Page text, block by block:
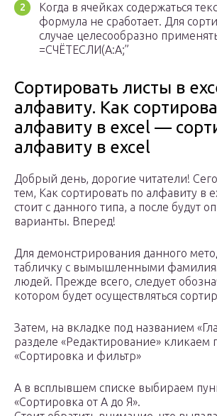
Когда в ячейках содержаться
формула не сработает. Для
случае целесообразно
=СЧЁТЕСЛИ(A:A;”
Сортировать листы в
алфавиту. Как
алфавиту в excel —
алфавиту в excel
Добрый день, дорогие читатели!
тем, Как сортировать по алфавиту в
стоит с данного типа, а после будут
варианты. Вперед!
Для демонстрирования данного
табличку с вымышленными
людей. Прежде всего, следует
котором будет осуществляться
Затем, на вкладке под названием
разделе «Редактирование» кликаем
«Сортировка и фильтр»
А в всплывшем списке выбираем
«Сортировка от А до Я».